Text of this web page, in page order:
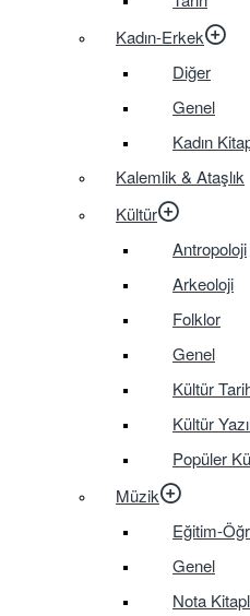
Kadın-Erkek
Diğer
Genel
Kadın
Kalemlik & Ataşlık
Kültür
Antropoloji
Arkeoloji
Folklor
Genel
Kültür
Kültür
Popüler
Müzik
Eğitim-
Genel
Nota